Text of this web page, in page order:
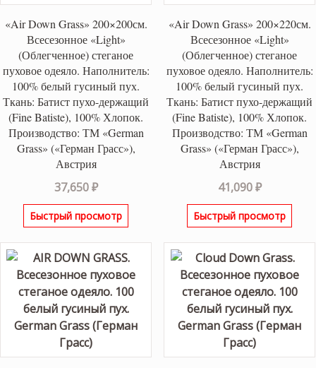
«Air Down Grass» 200×200см.
Всесезонное «Light»
(Облегченное) стеганое
пуховое одеяло. Наполнитель:
100% белый гусиный пух.
Ткань: Батист пухо-держащий
(Fine Batiste), 100% Хлопок.
Производство: ТМ «German
Grass» («Герман Грасс»),
Австрия
37,650₽
Быстрый просмотр
«Air Down Grass» 200×220см.
Всесезонное «Light»
(Облегченное) стеганое
пуховое одеяло. Наполнитель:
100% белый гусиный пух.
Ткань: Батист пухо-держащий
(Fine Batiste), 100% Хлопок.
Производство: ТМ «German
Grass» («Герман Грасс»),
Австрия
41,090₽
Быстрый просмотр